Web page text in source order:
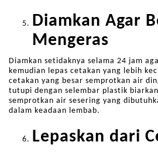
Diamkan Agar
Mengeras
Diamkan setidaknya selama 24 jam
kemudian lepas cetakan yang lebih
cetakan yang besar semprotkan air
tutupi dengan selembar plastik
semprotkan air sesering yang
dalam keadaan lembab.
Lepaskan dari